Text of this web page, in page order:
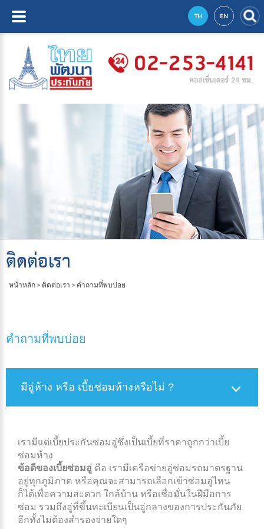
TH EN
ติดต่อเรา
หน้าหลัก > ติดต่อเรา > คำถามที่พบบ่อย
คำถามที่พบบ่อย
มีอู่ห้าง หรือ เบี้ยซ่อมห้างหรือไม่ ?
เรามีแต่เบี้ยประกันซ่อมอู่ซึ่งเป็นเบี้ยที่ราคาถูกกว่าเบี้ย
ซ่อมห้าง
ข้อดีของเบี้ยซ่อมอู่ คือ เรามีเครือข่ายอู่ซ่อมรถมาตรฐาน
อยู่ทุกภูมิภาค หรือคุณจะสามารถเลือกเข้าซ่อมอู่ไหน
ก็ได้เพื่อความสะดวก ใกล้บ้าน หรือเชื่อมั่นในฝีมือการ
ซ่อม รวมถึงอู่ที่ขึ้นทะเบียนเป็นอู่กลางของการประกันภัย
อีกทั้งไม่ต้องสำรองจ่ายใดๆ